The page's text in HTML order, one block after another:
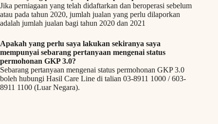
Jika perniagaan yang telah didaftarkan dan beroperasi sebelum
atau pada tahun 2020, jumlah jualan yang perlu dilaporkan
adalah jumlah jualan bagi tahun 2020 dan 2021
Apakah yang perlu saya lakukan sekiranya saya
mempunyai sebarang pertanyaan mengenai status
permohonan GKP 3.0?
Sebarang pertanyaan mengenai status permohonan GKP 3.0
boleh hubungi Hasil Care Line di talian 03-8911 1000 / 603-
8911 1100 (Luar Negara).